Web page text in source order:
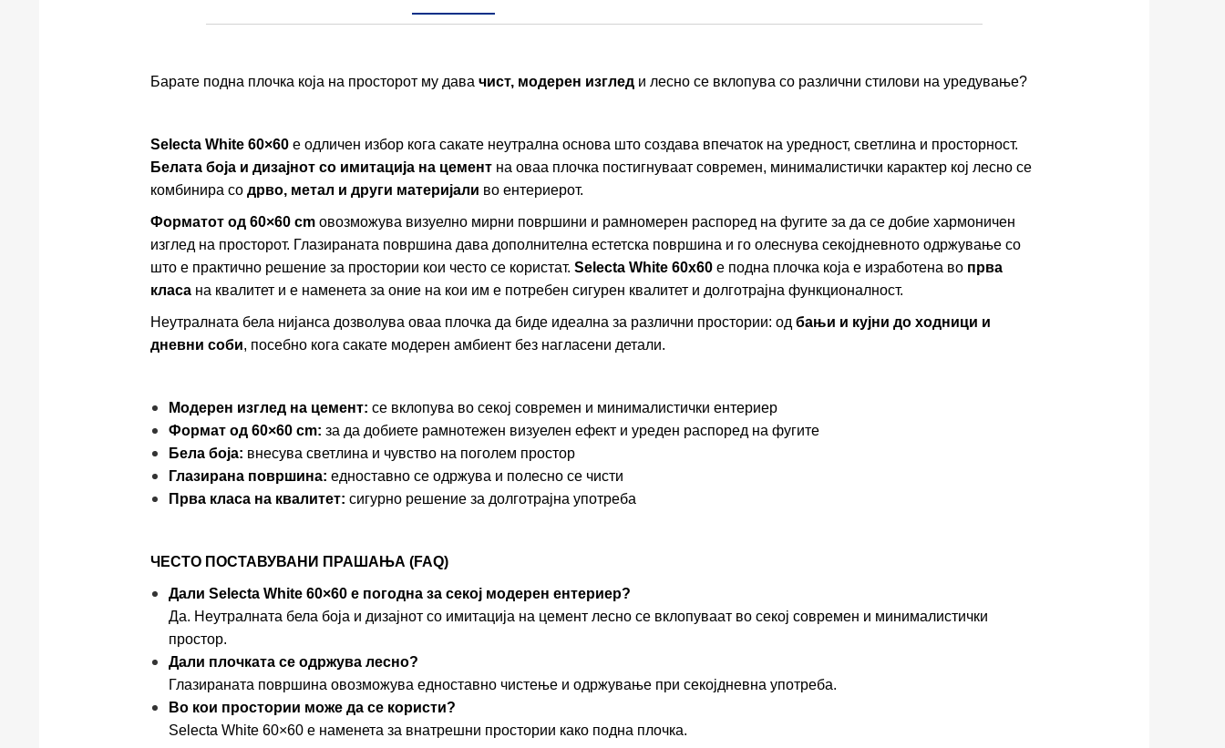
Барате подна плочка која на просторот му дава чист, модерен изгледи лесно се вклопува со различни стилови на уредување?
Selecta White 60×60е одличен избор кога сакате неутрална основа што создава впечаток на уредност, светлина и просторност.
Белата боја и дизајнот со имитација на цемент на оваа плочка постигнуваат современ, минималистички карактер кој лесно се
комбинира со дрво, метал и други материјали во ентериерот.
Форматот од 60×60 cmовозможува визуелно мирни површини и рамномерен распоред на фугите за да се добие хармоничен
изглед на просторот. Глазираната површина дава дополнителна естетска површина и го олеснува секојдневното одржување со
што е практично решение за простории кои често се користат. Selecta White 60x60е подна плочка која е изработена во прва
класана квалитет и е наменета за оние на кои им е потребен сигурен квалитет и долготрајна функционалност.
Неутралната бела нијанса дозволува оваа плочка да биде идеална за различни простории: од бањи и кујни до ходници и
дневни соби, посебно кога сакате модерен амбиент без нагласени детали.
Модерен изглед на цемент: се вклопува во секој современ и минималистички ентериер
Формат од 60×60 cm: за да добиете рамнотежен визуелен ефект и уреден распоред на фугите
Бела боја: внесува светлина и чувство на поголем простор
Глазирана површина: едноставно се одржува и полесно се чисти
Прва класа на квалитет: сигурно решение за долготрајна употреба
ЧЕСТО ПОСТАВУВАНИ ПРАШАЊА (FAQ)
Дали Selecta White 60×60 е погодна за секој модерен ентериер?
Да. Неутралната бела боја и дизајнот со имитација на цемент лесно се вклопуваат во секој современ и минималистички
простор.
Дали плочката се одржува лесно?
Глазираната површина овозможува едноставно чистење и одржување при секојдневна употреба.
Во кои простории може да се користи?
Selecta White 60×60 е наменета за внатрешни простории како подна плочка.